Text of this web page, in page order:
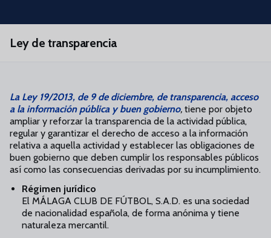
Skip to main content
Ley de transparencia
La Ley 19/2013, de 9 de diciembre, de transparencia, acceso
a la información pública y buen gobierno, tiene por objeto
ampliar y reforzar la transparencia de la actividad pública,
regular y garantizar el derecho de acceso a la información
relativa a aquella actividad y establecer las obligaciones de
buen gobierno que deben cumplir los responsables públicos
así como las consecuencias derivadas por su incumplimiento.
Régimen jurídico
El MÁLAGA CLUB DE FÚTBOL, S.A.D. es una sociedad
de nacionalidad española, de forma anónima y tiene
naturaleza mercantil.